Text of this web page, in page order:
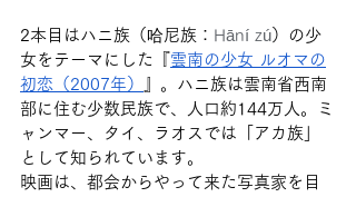
2本目はハニ族（哈尼族： Hāní zú ）の少
女をテーマにした『 雲南の少女 ルオマの
初恋（2007年）
』。ハニ族は雲南省西南
部に住む少数民族で、人口約144万人。ミ
ャンマー、タイ、ラオスでは「アカ族」
として知られています。
映画は、都会からやって来た写真家を目